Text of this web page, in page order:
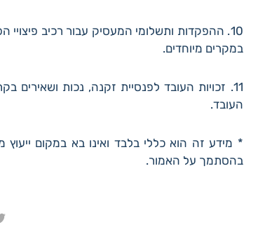
10. ההפקדות ותשלומי המעסיק עבור רכיב
במקרים מיוחדים.
11. זכויות העובד לפנסיית זקנה, נכות
העובד.
* מידע זה הוא כללי בלבד ואינו בא במקום
בהסתמך על האמור.